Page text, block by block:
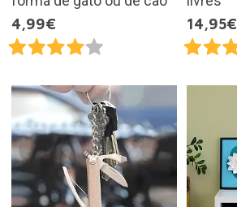
4,99€
14,95€